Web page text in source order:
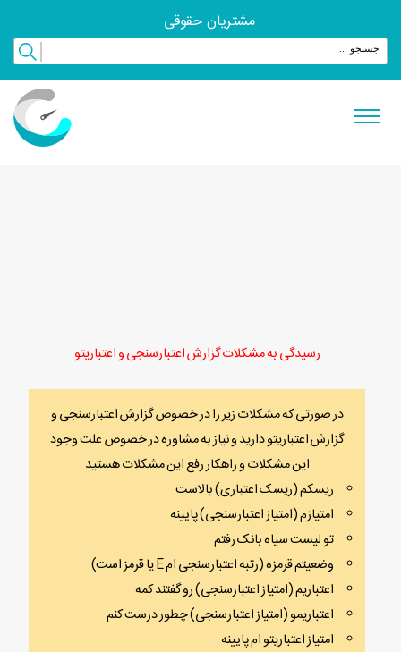
مشتریان حقوقی
رسیدگی به مشکلات گزارش اعتبارسنجی و اعتباریتو
در صورتی که مشکلات زیر را در خصوص گزارش اعتبارسنجی و
گزارش اعتباریتو دارید و نیاز به مشاوره در خصوص علت وجود
این مشکلات و راهکار رفع این مشکلات هستید
ریسکم (ریسک اعتباری) بالاست
امتیازم (امتیاز اعتبارسنجی) پایینه
تو لیست سیاه بانک رفتم
وضعیتم قرمزه (رتبه اعتبارسنجی ام E یا قرمز است)
اعتباریم (امتیاز اعتبارسنجی) رو گفتند کمه
اعتباریمو (امتیاز اعتبارسنجی) چطور درست کنم
امتیاز اعتباریتو ام پایینه